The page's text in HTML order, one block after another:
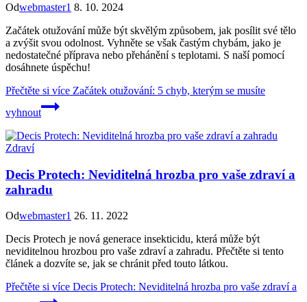
Odwebmaster1 8. 10. 2024
Začátek otužování může být skvělým způsobem, jak posílit své tělo
a zvýšit svou odolnost. Vyhněte se však častým chybám, jako je
nedostatečné příprava nebo přehánění s teplotami. S naší pomocí
dosáhnete úspěchu!
Přečtěte si více Začátek otužování: 5 chyb, kterým se musíte
vyhnout
Zdraví
Decis Protech: Neviditelná hrozba pro vaše zdraví a
zahradu
Odwebmaster1 26. 11. 2022
Decis Protech je nová generace insekticidu, která může být
neviditelnou hrozbou pro vaše zdraví a zahradu. Přečtěte si tento
článek a dozvíte se, jak se chránit před touto látkou.
Přečtěte si více Decis Protech: Neviditelná hrozba pro vaše zdraví a